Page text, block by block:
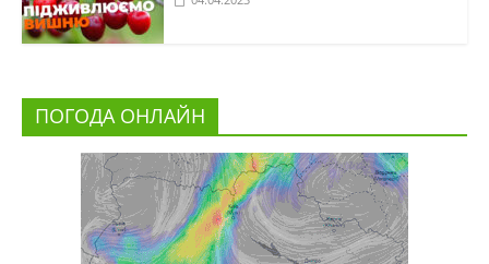
ПОГОДА ОНЛАЙН